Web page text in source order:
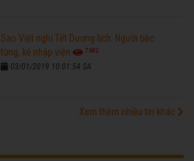
Sao Việt nghỉ Tết Dương lịch: Người tiệc
tùng, kẻ nhập viện
7682
03/01/2019 10:01:54 SA
Xem thêm nhiều tin khác